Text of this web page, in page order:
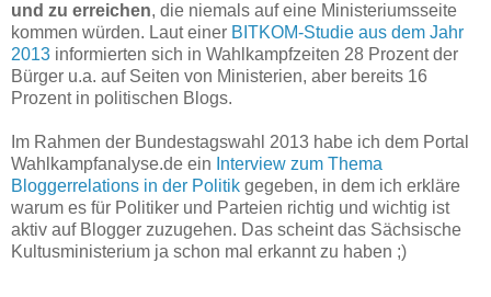
und zu erreichen, die niemals auf eine Ministeriumsseite
kommen würden. Laut einer BITKOM-Studie aus dem Jahr
2013 informierten sich in Wahlkampfzeiten 28 Prozent der
Bürger u.a. auf Seiten von Ministerien, aber bereits 16
Prozent in politischen Blogs.
Im Rahmen der Bundestagswahl 2013 habe ich dem Portal
Wahlkampfanalyse.de ein Interview zum Thema
Bloggerrelations in der Politik gegeben, in dem ich erkläre
warum es für Politiker und Parteien richtig und wichtig ist
aktiv auf Blogger zuzugehen. Das scheint das Sächsische
Kultusministerium ja schon mal erkannt zu haben ;)